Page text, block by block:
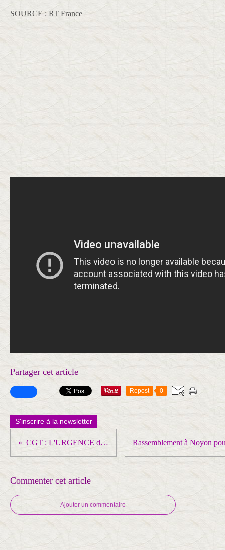
SOURCE : RT France
Partager cet article
Repost 0
S'inscrire à la newsletter
CGT : L'URGENCE du combat des SALAIRES
Commenter cet article
Ajouter un commentaire